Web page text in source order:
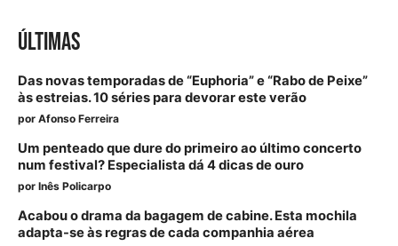
ÚLTIMAS
Das novas temporadas de “Euphoria” e “Rabo de Peixe”
às estreias. 10 séries para devorar este verão
por Afonso Ferreira
Um penteado que dure do primeiro ao último concerto
num festival? Especialista dá 4 dicas de ouro
por Inês Policarpo
Acabou o drama da bagagem de cabine. Esta mochila
adapta-se às regras de cada companhia aérea